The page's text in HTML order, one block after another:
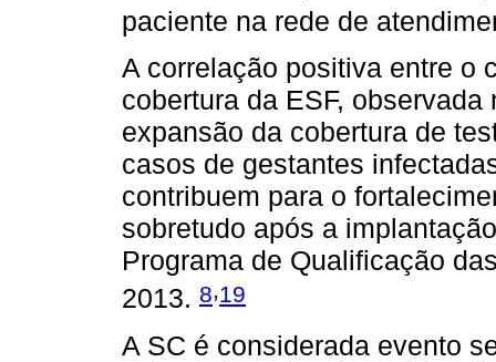
paciente na rede de
A correlação positiva entre o
cobertura da ESF,
expansão da cobertura de
casos de gestantes
contribuem para o
sobretudo após a
Programa de Qualificação
2013. 8,19
A SC é considerada evento